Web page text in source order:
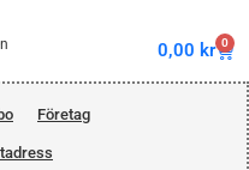
0,00 kr 0
Företag